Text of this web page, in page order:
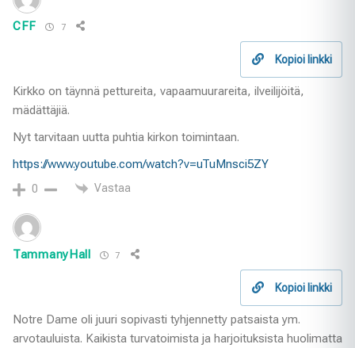
CFF 7
Kopioi linkki
Kirkko on täynnä pettureita, vapaamuurareita, ilveilijöitä,
mädättäjiä.
Nyt tarvitaan uutta puhtia kirkon toimintaan.
https://www.youtube.com/watch?v=uTuMnsci5ZY
0 Vastaa
TammanyHall 7
Kopioi linkki
Notre Dame oli juuri sopivasti tyhjennetty patsaista ym.
arvotauluista. Kaikista turvatoimista ja harjoituksista huolimatta